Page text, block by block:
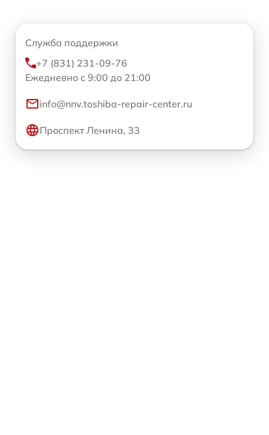
Служба поддержки
+7 (831) 231-09-76
Ежедневно с 9:00 до 21:00
info@nnv.toshiba-repair-center.ru
Проспект Ленина, 33